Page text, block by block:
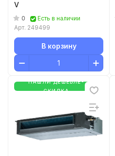
V
0
Есть в наличии
Арт. 249499
В корзину
НАШЛИ ДЕШЕВЛЕ-
СКИДКА